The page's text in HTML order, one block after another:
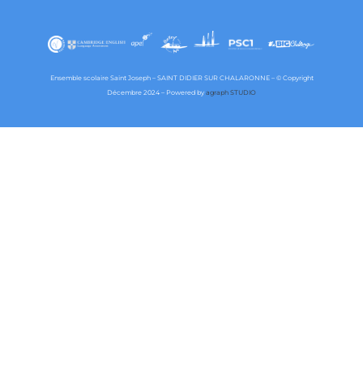
Ensemble scolaire Saint Joseph – SAINT DIDIER SUR CHALARONNE – © Copyright
Décembre 2024 – Powered by agraph STUDIO